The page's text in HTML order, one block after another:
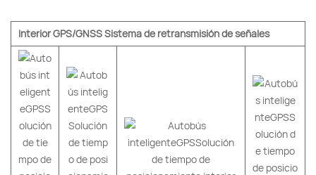
Interior GPS/GNSS Sistema de retransmisión de señales